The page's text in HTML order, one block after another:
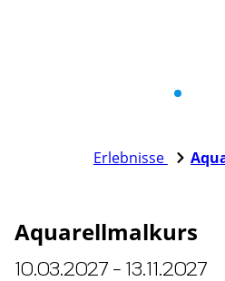
Erlebnisse
Aquarellmalkurs
10.03.2027 - 13.11.2027